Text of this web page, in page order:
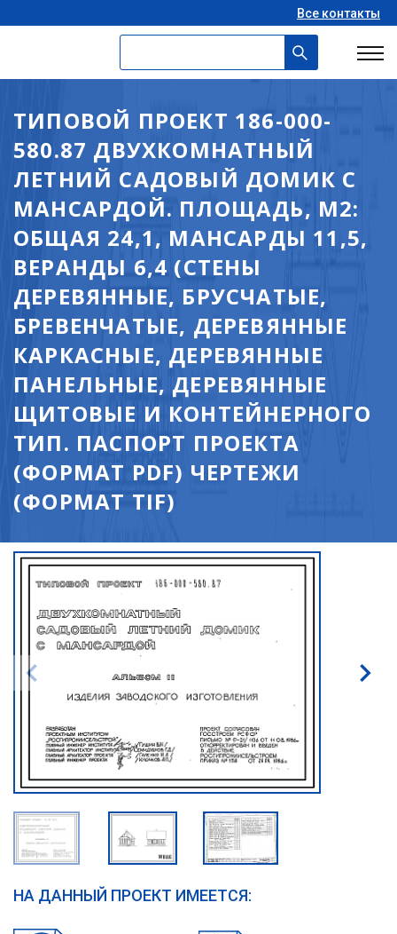
Все контакты
ТИПОВОЙ ПРОЕКТ 186-000-
580.87 ДВУХКОМНАТНЫЙ
ЛЕТНИЙ САДОВЫЙ ДОМИК С
МАНСАРДОЙ. ПЛОЩАДЬ, М2:
ОБЩАЯ 24,1, МАНСАРДЫ 11,5,
ВЕРАНДЫ 6,4 (СТЕНЫ
ДЕРЕВЯННЫЕ, БРУСЧАТЫЕ,
БРЕВЕНЧАТЫЕ, ДЕРЕВЯННЫЕ
КАРКАСНЫЕ, ДЕРЕВЯННЫЕ
ПАНЕЛЬНЫЕ, ДЕРЕВЯННЫЕ
ЩИТОВЫЕ И КОНТЕЙНЕРНОГО
ТИП. ПАСПОРТ ПРОЕКТА
(ФОРМАТ PDF) ЧЕРТЕЖИ
(ФОРМАТ TIF)
НА ДАННЫЙ ПРОЕКТ ИМЕЕТСЯ: